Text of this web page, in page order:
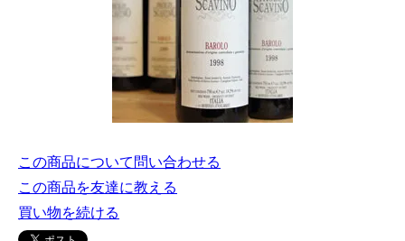
この商品について問い合わせる
この商品を友達に教える
買い物を続ける